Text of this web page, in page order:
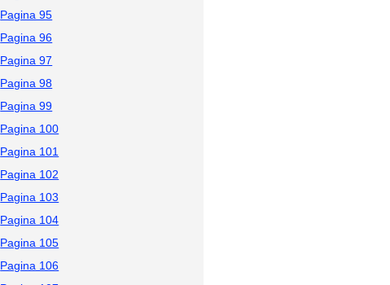
Pagina 95
Pagina 96
Pagina 97
Pagina 98
Pagina 99
Pagina 100
Pagina 101
Pagina 102
Pagina 103
Pagina 104
Pagina 105
Pagina 106